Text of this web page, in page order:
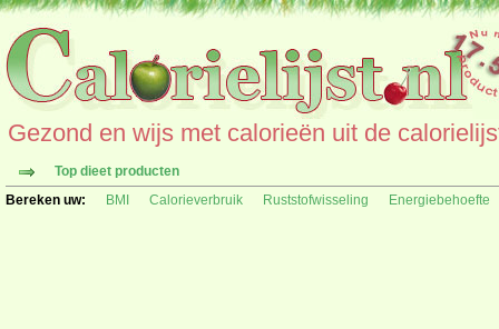
Gezond en wijs met calorieën uit de
Top dieet producten
Bereken uw:
BMI Calorieverbruik Ruststofwisseling Energiebehoefte